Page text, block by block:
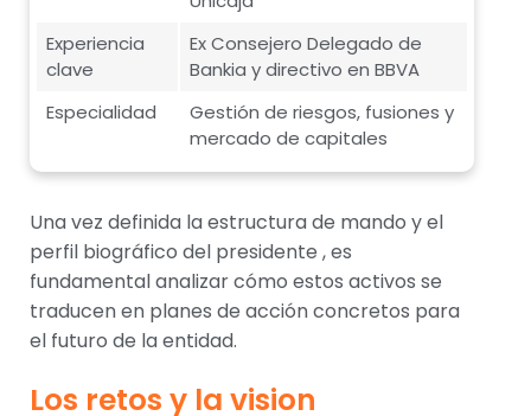
Experiencia
clave
Ex Consejero Delegado de
Bankia y directivo en BBVA
Especialidad
Gestión de riesgos, fusiones y
mercado de capitales
Una vez definida la estructura de mando y el
perfil biográfico del presidente , es
fundamental analizar cómo estos activos se
traducen en planes de acción concretos para
el futuro de la entidad.
Los retos y la vision